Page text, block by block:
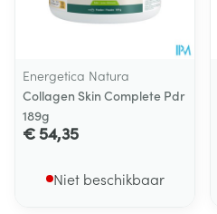
Energetica Natura
Collagen Skin Complete Pdr
189g
€ 54,35
Niet beschikbaar